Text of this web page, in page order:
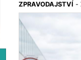
ZPRAVODAJSTVÍ -